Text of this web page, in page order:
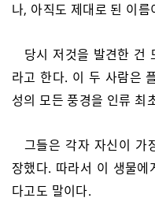
나, 아직도 제대로 된 이름
당시 저것을 발견한 건
라고 한다. 이 두 사람은
성의 모든 풍경을 인류 최
그들은 각자 자신이 가
장했다. 따라서 이 생물
다고도 말이다.